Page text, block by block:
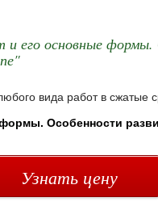
его основные формы.
вида работ в сжатые
Особенности
Узнать цену